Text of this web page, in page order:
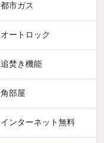
都市ガス
オートロック
追焚き機能
角部屋
インターネット無料